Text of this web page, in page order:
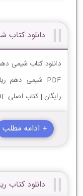
دانلود
رایگان | کتاب اصلی PDF شیمی دهم ریاضی + چاپ 1404-1405
+ ادامه مطلب
دانلود کتاب